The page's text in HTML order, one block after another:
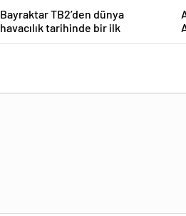
Bayraktar TB2’den dünya
havacılık tarihinde bir ilk